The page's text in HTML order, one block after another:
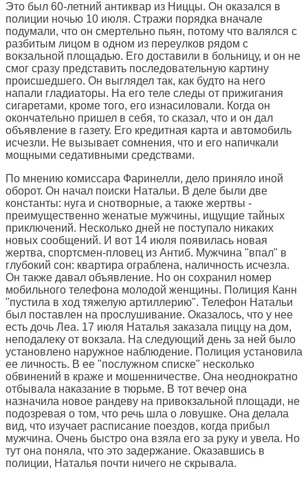
Это был 60-летний антиквар из Ниццы. Он оказался в
полиции ночью 10 июля. Стражи порядка вначале
подумали, что он смертельно пьян, потому что валялся с
разбитым лицом в одном из переулков рядом с
вокзальной площадью. Его доставили в больницу, и он не
смог сразу представить последовательную картину
происшедшего. Он выглядел так, как будто на него
напали гладиаторы. На его теле следы от прижигания
сигаретами, кроме того, его изнасиловали. Когда он
окончательно пришел в себя, то сказал, что и он дал
объявление в газету. Его кредитная карта и автомобиль
исчезли. Не вызывает сомнения, что и его напичкали
мощными седативными средствами.
По мнению комиссара Фаринелли, дело приняло иной
оборот. Он начал поиски Натальи. В деле были две
константы: нуга и снотворные, а также жертвы -
преимущественно женатые мужчины, ищущие тайных
приключений. Несколько дней не поступало никаких
новых сообщений. И вот 14 июля появилась новая
жертва, спортсмен-пловец из Антиб. Мужчина "впал" в
глубокий сон: квартира ограблена, наличность исчезла.
Он также давал объявление. Но он сохранил номер
мобильного телефона молодой женщины. Полиция Канн
"пустила в ход тяжелую артиллерию". Телефон Натальи
был поставлен на прослушивание. Оказалось, что у нее
есть дочь Леа. 17 июля Наталья заказала пиццу на дом,
неподалеку от вокзала. На следующий день за ней было
установлено наружное наблюдение. Полиция установила
ее личность. В ее "послужном списке" несколько
обвинений в краже и мошенничестве. Она неоднократно
отбывала наказание в тюрьме. В тот вечер она
назначила новое рандеву на привокзальной площади, не
подозревая о том, что речь шла о ловушке. Она делала
вид, что изучает расписание поездов, когда прибыл
мужчина. Очень быстро она взяла его за руку и увела. Но
тут она поняла, что это задержание. Оказавшись в
полиции, Наталья почти ничего не скрывала.